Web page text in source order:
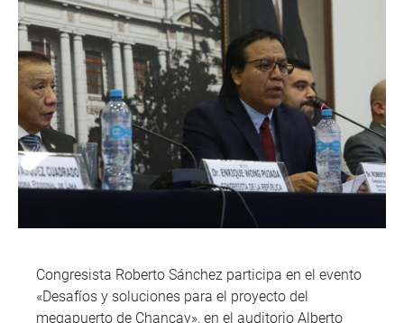
Congresista Roberto Sánchez participa en el evento
«Desafíos y soluciones para el proyecto del
megapuerto de Chancay», en el auditorio Alberto